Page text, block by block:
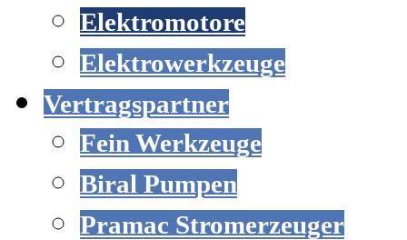
Elektromotore
Elektrowerkzeuge
Vertragspartner
Fein Werkzeuge
Biral Pumpen
Pramac Stromerzeuger